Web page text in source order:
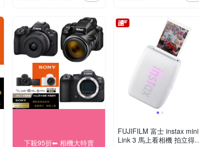
下殺95折⬅︎ 相機大特賣
FUJIFILM 富士 instax mini
Link 3 馬上看相機 拍立得